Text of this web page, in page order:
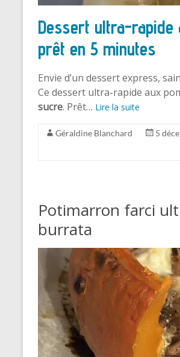
Dessert ultra-rapide
prêt en 5 minutes
Envie d’un dessert express,
Ce dessert ultra-rapide aux
sucre. Prêt… Lire la suite
Géraldine Blanchard 5
Potimarron farci
burrata